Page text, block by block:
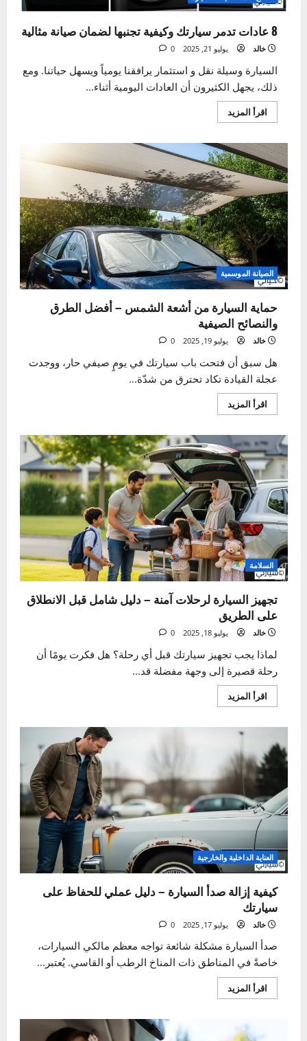
الأسباب،
الأنواع،
الإصلاح
الفعّالة
نصائح عامة لصيانة السيارة
8 عادات تدمر سيارتك وكيفية تجنبها لضمان صيانة مثالية
خالد يوليو 21, 2025
السيارة وسيلة نقل و استثمار يرافقنا يومياً ويسهل حياتنا. ومع
ذلك، يجهل الكثيرون أن العادات اليومية أثناء...
اقرأ المزيداقرأ
المزيد
عن
8
عادات
تدمر
سيارتك
تجنبها
لضمان
صيانة
مثالية
الصيانة الموسمية
حماية السيارة من أشعة الشمس – أفضل الطرق
والنصائح الصيفية
خالد يوليو 19, 2025 0
هل سبق أن فتحت باب سيارتك في يومٍ صيفي حار، ووجدت
عجلة القيادة تكاد تحترق من شدّة...
اقرأ المزيداقرأ
المزيد
عن
حماية
السيارة
من
أشعة
الشمس
–
أفضل
الطرق
والنصائح
الصيفية
السلامة
تجهيز السيارة لرحلات آمنة – دليل شامل قبل الانطلاق
على الطريق
يوليو 18, 2025 0
لماذا يجب تجهيز سيارتك قبل أي رحلة؟ هل فكرت يومًا أن
رحلة قصيرة إلى وجهة مفضلة قد...
اقرأ المزيداقرأ
المزيد
عن
تجهيز
لرحلات
دليل
شامل
قبل
الانطلاق
على
الطريق